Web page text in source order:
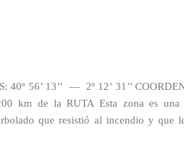
40º 56’ 13’’ — 2º 12’ 31’’
km de la RUTA Esta zona es una
que resistió al incendio y que